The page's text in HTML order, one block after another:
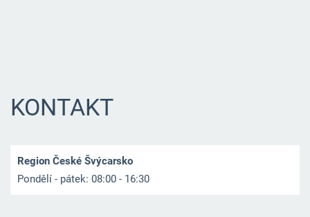
KONTAKT
Region České Švýcarsko
Pondělí - pátek: 08:00 - 16:30